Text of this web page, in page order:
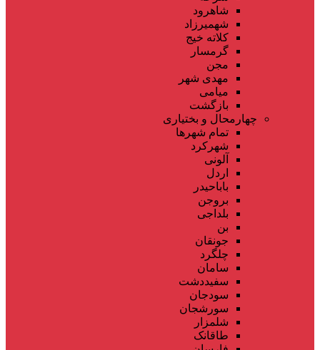
شاهرود
شهمیرزاد
کلاته خیج
گرمسار
مجن
مهدی شهر
میامی
بازگشت
چهارمحال و بختیاری
تمام شهر‌ها
شهرکرد
آلونی
اردل
باباحیدر
بروجن
بلداجی
بن
جونقان
چلگرد
سامان
سفیددشت
سودجان
سورشجان
شلمزار
طاقانک